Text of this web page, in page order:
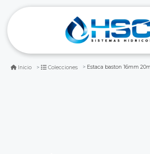
Inicio Colecciones Estaca baston 16mm 20mm